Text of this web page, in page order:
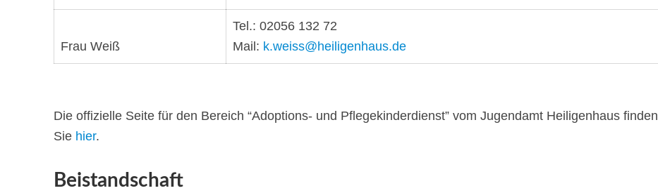
Frau Weiß
Tel.: 02056 132 72
Mail: k.weiss@heiligenhaus.de
Die offizielle Seite für den Bereich “Adoptions- und Pflegekinderdienst” vom Jugendamt Heiligenhaus finden
Sie hier.
Beistandschaft